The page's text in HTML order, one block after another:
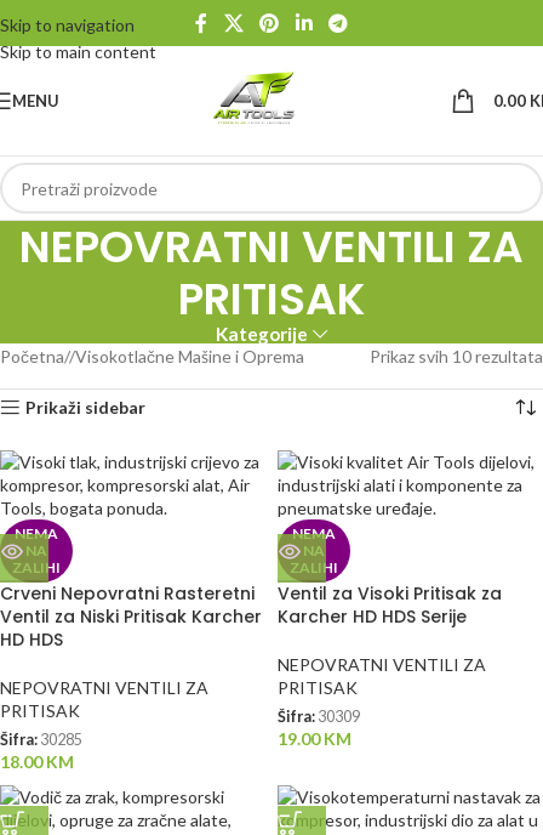
Skip to navigation
Skip to main content
MENU 0.00
NEPOVRATNI VENTILI ZA
PRITISAK
Kategorije
Početna/ Visokotlačne Mašine i Oprema Prikaz svih 10 rezultata
Prikaži sidebar
NEMA
NA
ZALIHI
Crveni Nepovratni Rasteretni
Ventil za Niski Pritisak Karcher
HD HDS
NEPOVRATNI VENTILI ZA
PRITISAK
Šifra: 30285
18.00KM
NEMA
NA
ZALIHI
Ventil za Visoki Pritisak za
Karcher HD HDS Serije
NEPOVRATNI VENTILI ZA
PRITISAK
Šifra: 30309
19.00KM